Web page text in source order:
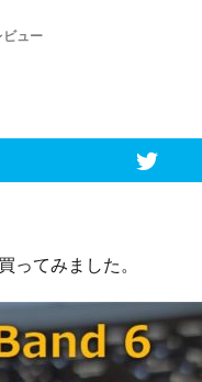
ビュー
ってみました。